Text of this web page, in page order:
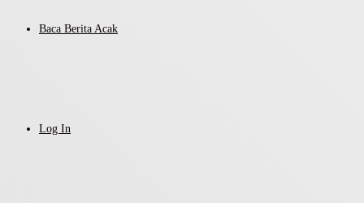
Baca Berita Acak
Log In